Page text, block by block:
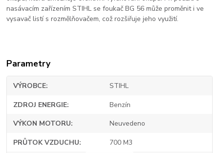
nasávacím zařízením STIHL se foukač BG 56 může proměnit i ve
vysavač listí s rozmělňovačem, což rozšiřuje jeho využití.
Parametry
VÝROBCE STIHL
ZDROJ ENERGIE Benzín
VÝKON MOTORU Neuvedeno
PRŮTOK VZDUCHU 700 M3